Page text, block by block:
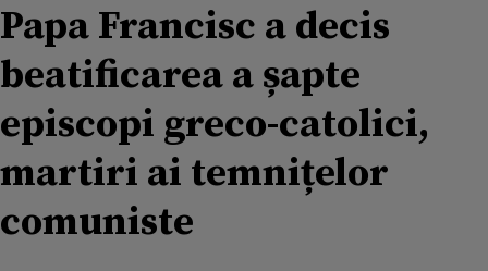
Papa Francisc a decis
beatificarea a șapte
episcopi greco-catolici,
martiri ai temnițelor
comuniste